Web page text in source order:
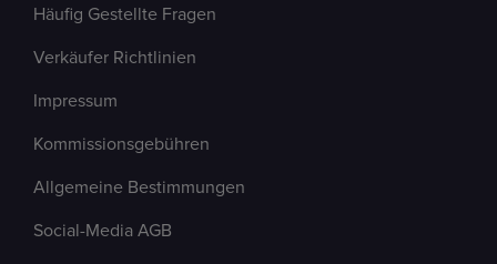
Häufig Gestellte Fragen
Verkäufer Richtlinien
Impressum
Kommissionsgebühren
Allgemeine Bestimmungen
Social-Media AGB